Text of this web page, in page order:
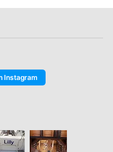
Instagram